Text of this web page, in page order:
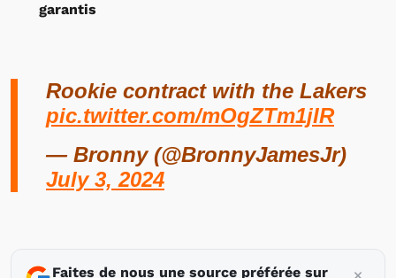
garantis
Rookie contract with the Lakers
pic.twitter.com/mOgZTm1jIR
— Bronny (@BronnyJamesJr)
July 3, 2024
Faites de nous une source préférée sur